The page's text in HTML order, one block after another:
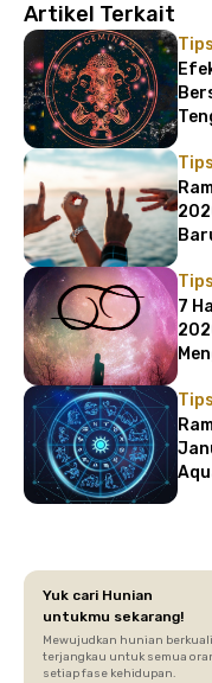
Artikel Terkait
7
Yuk cari Hunian
untukmu sekarang!
Mewujudkan hunian
terjangkau untuk semua
setiap fase kehidupan.